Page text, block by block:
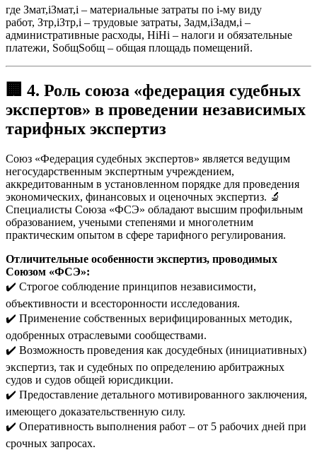
где Змат,iЗмат,i – материальные затраты по i-му виду
работ, Зтр,iЗтр,i – трудовые затраты, Задм,iЗадм,i –
административные расходы, НiНi – налоги и обязательные
платежи, SобщSобщ – общая площадь помещений.
🏢 4. Роль союза «федерация судебных
экспертов» в проведении независимых
тарифных экспертиз
Союз «Федерация судебных экспертов» является ведущим
негосударственным экспертным учреждением,
аккредитованным в установленном порядке для проведения
экономических, финансовых и оценочных экспертиз. 🔬
Специалисты Союза «ФСЭ» обладают высшим профильным
образованием, учеными степенями и многолетним
практическим опытом в сфере тарифного регулирования.
Отличительные особенности экспертиз, проводимых
Союзом «ФСЭ»:
✔️ Строгое соблюдение принципов независимости,
объективности и всесторонности исследования.
✔️ Применение собственных верифицированных методик,
одобренных отраслевыми сообществами.
✔️ Возможность проведения как досудебных (инициативных)
экспертиз, так и судебных по определению арбитражных
судов и судов общей юрисдикции.
✔️ Предоставление детального мотивированного заключения,
имеющего доказательственную силу.
✔️ Оперативность выполнения работ – от 5 рабочих дней при
срочных запросах.